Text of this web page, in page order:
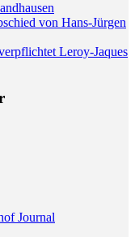
von Hans-Jürgen
Leroy-Jaques
Journal